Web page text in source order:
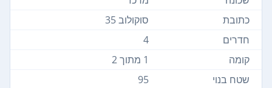
כתובת
סוקולוב 35
חדרים
4
קומה
1 מתוך 2
שטח בנוי
95